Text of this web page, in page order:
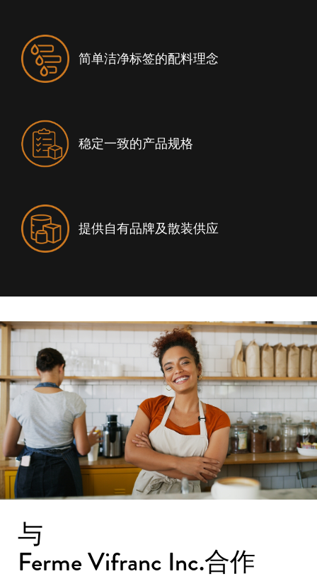
简单洁净标签的配料理念
稳定一致的产品规格
提供自有品牌及散装供应
与
Ferme Vifranc Inc.合作